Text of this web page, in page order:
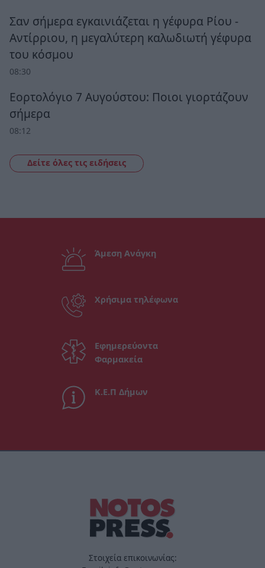
Σαν σήμερα εγκαινιάζεται η γέφυρα Ρίου -
Αντίρριου, η μεγαλύτερη καλωδιωτή γέφυρα
του κόσμου
08:30
Εορτολόγιο 7 Αυγούστου: Ποιοι γιορτάζουν
σήμερα
08:12
Δείτε όλες τις ειδήσεις
Άμεση Ανάγκη
Χρήσιμα τηλέφωνα
Εφημερεύοντα
Φαρμακεία
Κ.Ε.Π Δήμων
Στοιχεία επικοινωνίας: